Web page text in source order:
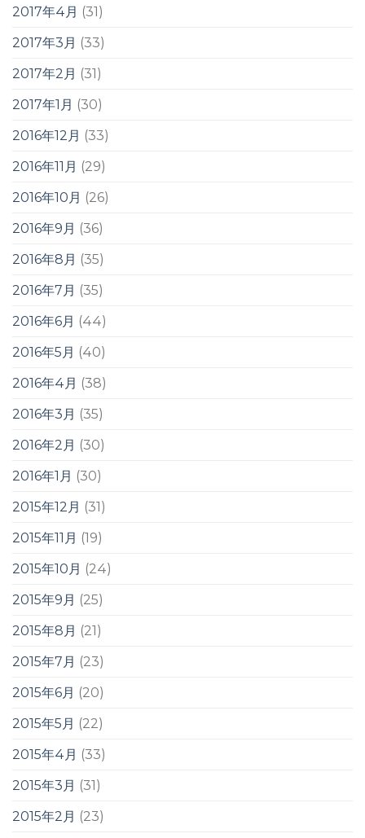
2017年4月 (31)
2017年3月 (33)
2017年2月 (31)
2017年1月 (30)
2016年12月 (33)
2016年11月 (29)
2016年10月 (26)
2016年9月 (36)
2016年8月 (35)
2016年7月 (35)
2016年6月 (44)
2016年5月 (40)
2016年4月 (38)
2016年3月 (35)
2016年2月 (30)
2016年1月 (30)
2015年12月 (31)
2015年11月 (19)
2015年10月 (24)
2015年9月 (25)
2015年8月 (21)
2015年7月 (23)
2015年6月 (20)
2015年5月 (22)
2015年4月 (33)
2015年3月 (31)
2015年2月 (23)